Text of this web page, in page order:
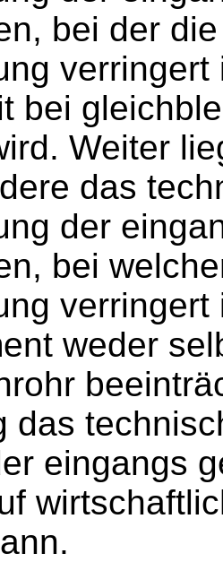
bei der
bei
Weiter
das
der
bei
weder
das
eingangs